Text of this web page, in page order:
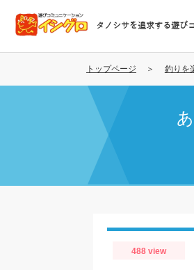
コ
テ
タノシサを追求する遊び
トップページ 釣りを
488 view